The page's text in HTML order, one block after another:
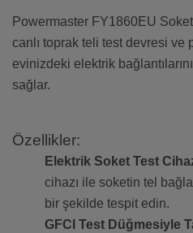
Powermaster FY1860EU
canlı toprak teli test devresi ve
evinizdeki elektrik
sağlar.
Özellikler:
Elektrik Soket Test
cihazı ile soketin tel
bir şekilde tespit edin.
GFCI Test Düğmesiyle